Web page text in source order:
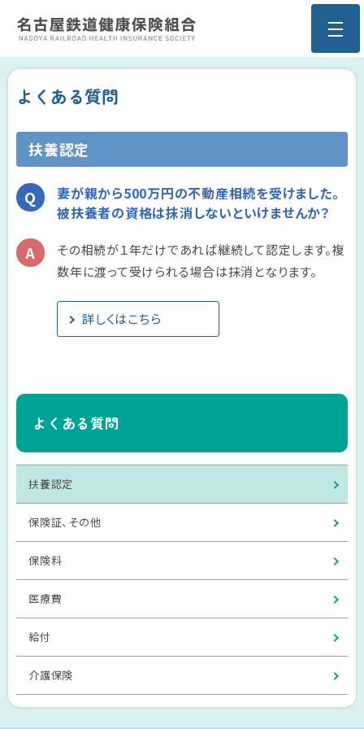
よくある質問
扶養認定
妻が親から500万円の不動産相続を受けました。
被扶養者の資格は抹消しないといけませんか？
その相続が１年だけであれば継続して認定します。複
数年に渡って受けられる場合は抹消となります。
詳しくはこちら
よくある質問
扶養認定
保険証、その他
保険料
医療費
給付
介護保険